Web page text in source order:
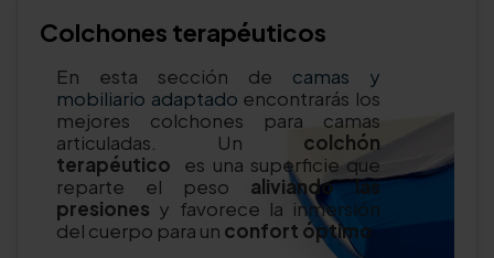
Colchones terapéuticos
En esta sección de camas y
mobiliario adaptado encontrarás los
mejores colchones para camas
articuladas. Un colchón
terapéutico
es una superficie que
reparte el peso aliviando las
presiones y favorece la inmersión
del cuerpo para un confort óptimo